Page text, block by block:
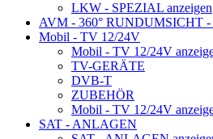
LKW - SPEZIAL anzeigen
AVM - 360° RUNDUMSICHT
Mobil - TV 12/24V
Mobil - TV 12/24V
TV-GERÄTE
DVB-T
ZUBEHÖR
Mobil - TV 12/24V
SAT - ANLAGEN